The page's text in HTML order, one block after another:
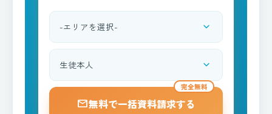
都道府県を選択 expand_more
資料請求される方 expand_more
完全無料
mail無料で一括資料請求する